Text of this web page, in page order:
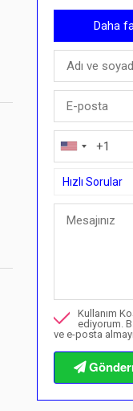
Daha
Hızlı Sorular
Hızlı Sorular
Bir
Kullanım
ediyorum.
ve e-posta